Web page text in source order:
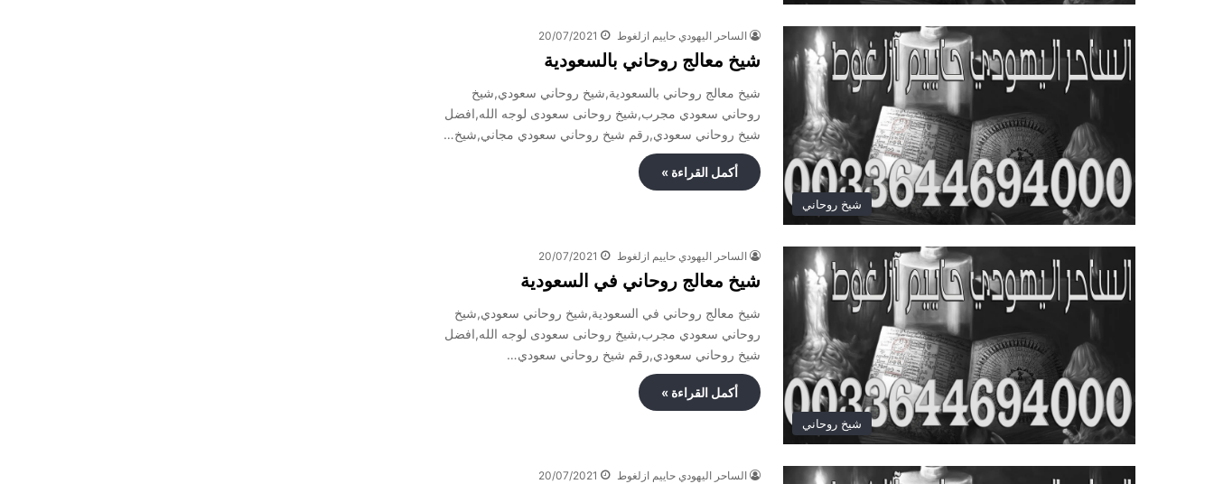
شيخ روحاني
الساحر اليهودي حاييم ازلغوط 20/07/2021
شيخ معالج روحاني بالسعودية
شيخ معالج روحاني بالسعودية,شيخ روحاني سعودي,شيخ
روحاني سعودي مجرب,شيخ روحانى سعودى لوجه الله,افضل
شيخ روحاني سعودي,رقم شيخ روحاني سعودي مجاني,شيخ…
أكمل القراءة »
شيخ روحاني
الساحر اليهودي حاييم ازلغوط 20/07/2021
شيخ معالج روحاني في السعودية
شيخ معالج روحاني في السعودية,شيخ روحاني سعودي,شيخ
روحاني سعودي مجرب,شيخ روحانى سعودى لوجه الله,افضل
شيخ روحاني سعودي,رقم شيخ روحاني سعودي…
أكمل القراءة »
الساحر اليهودي حاييم ازلغوط 20/07/2021